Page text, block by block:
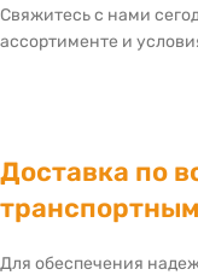
Свяжитесь с нами
ассортименте и
Доставка по
Для обеспечения